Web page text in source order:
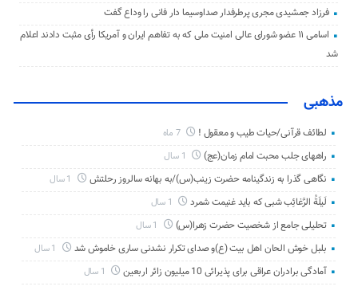
فرزاد جمشیدی مجری پرطرفدار صداوسیما دار فانی را وداع گفت
اسامی ۱۱ عضو شورای عالی امنیت ملی که به تفاهم ایران و آمریکا رأی مثبت دادند اعلام
شد
مذهبی
لطائف قرآنی/حیات طیب و معقول ! 7 ماه
راههای جلب محبت امام زمان(عج)
نگاهی گذرا به زندگینامه حضرت زینب(س)/به بهانه سالروز رحلتش
لَیلَةُ الرَّغائِب شبی که باید غنیمت شمرد
تحلیلی جامع از شخصیت حضرت زهرا(س)
بلبل خوش الحان اهل بیت (ع)و صدای تکرار نشدنی ساری خاموش شد
آمادگی برادران عراقی برای پذیرائی 10 میلیون زائر اربعین